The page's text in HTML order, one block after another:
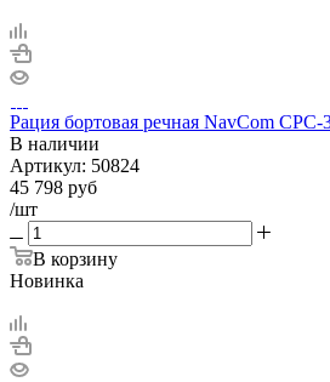
Рация бортовая речная NavCom CPC-
В наличии
Артикул: 50824
45 798 руб
/шт
В корзину
Новинка